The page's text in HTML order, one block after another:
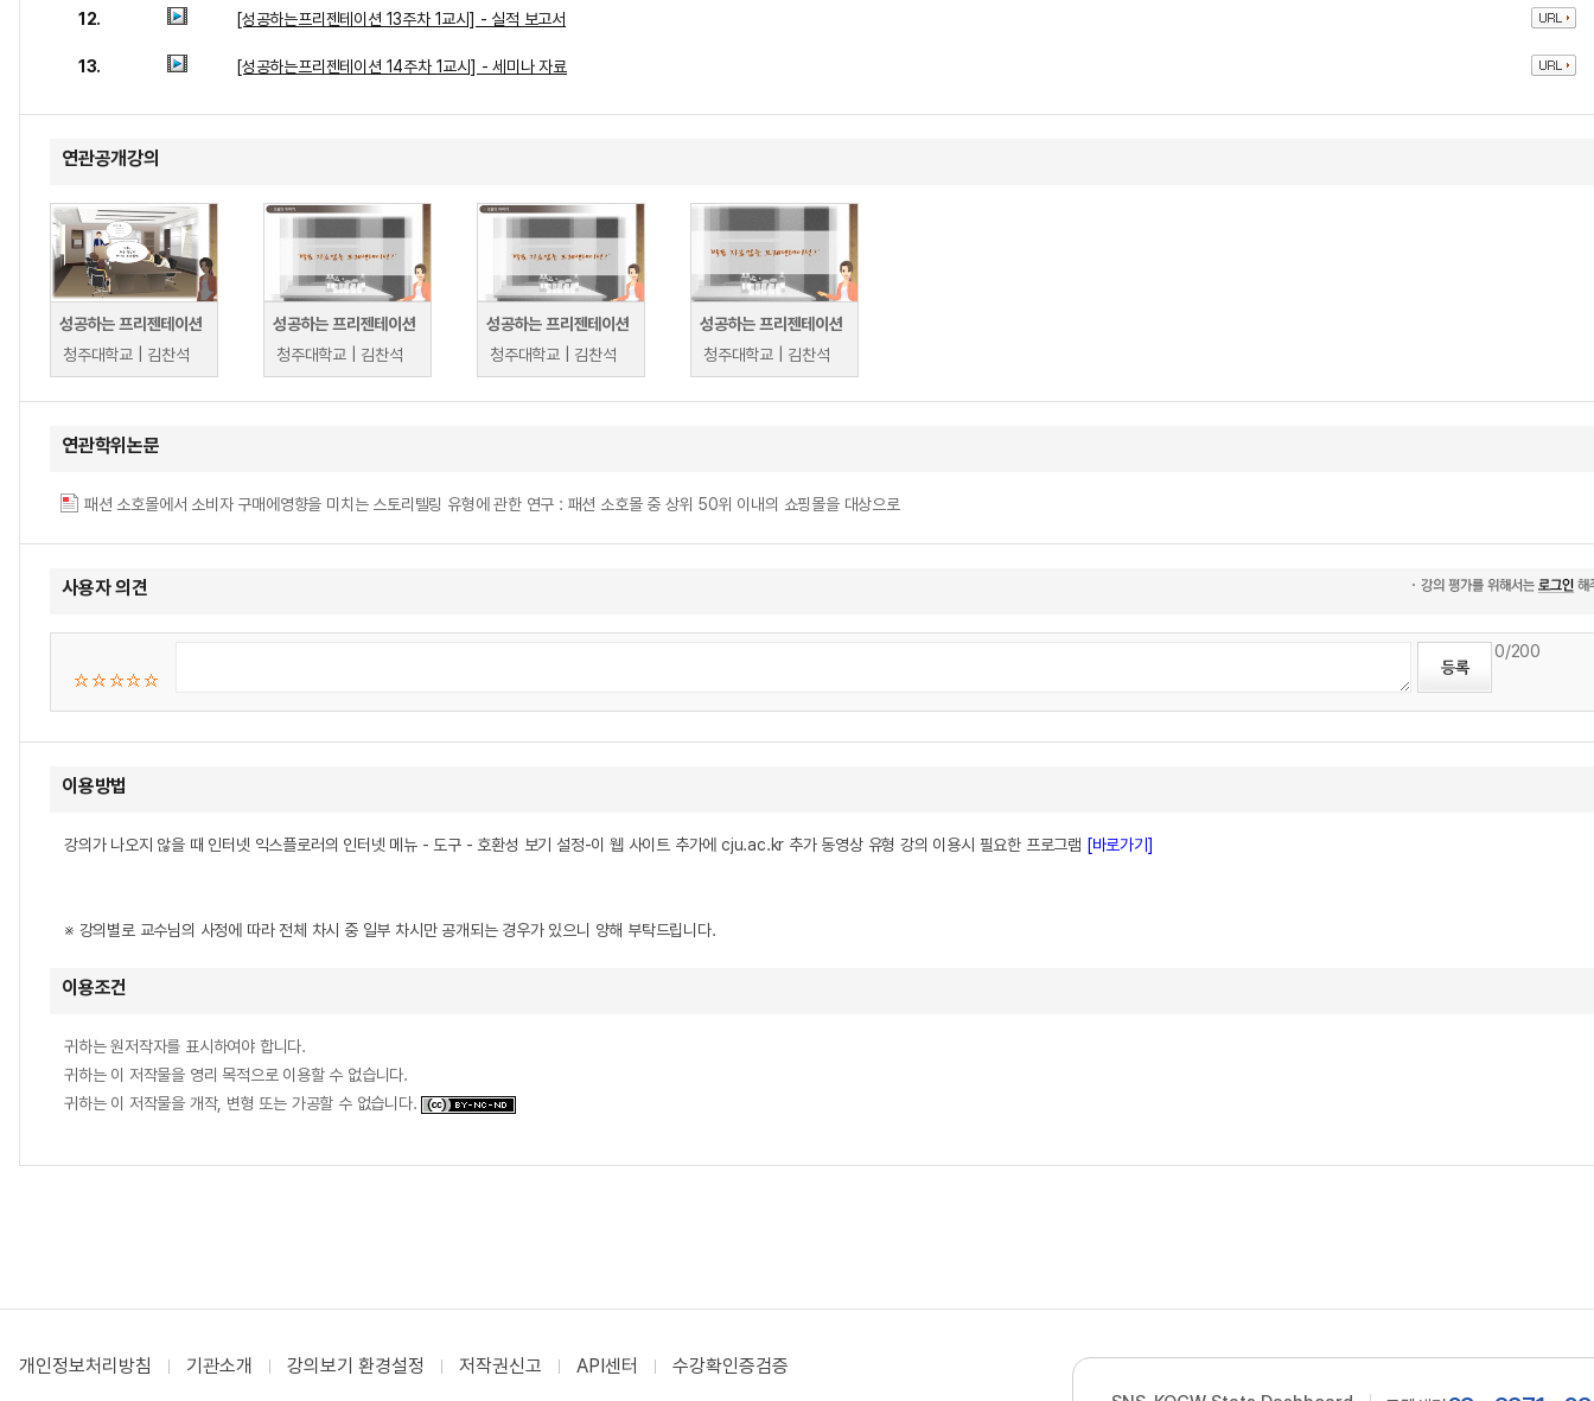
12. [성공하는프리젠테이션 13주차 1교시] - 실적 보고서
13. [성공하는프리젠테이션 14주차 1교시] - 세미나 자료
연관공개강의
성공하는 프리젠테이션
청주대학교 | 김찬석
성공하는 프리젠테이션
청주대학교 | 김찬석
성공하는 프리젠테이션
청주대학교 | 김찬석
성공하는 프리젠테이션
청주대학교 | 김찬석
연관학위논문
패션 소호몰에서 소비자 구매에영향을 미치는 스토리텔링 유형에 관한 연구 : 패션 소호몰 중 상위 50위 이내의 쇼핑몰을 대상으로
사용자 의견
0/200
이용방법
강의가 나오지 않을 때 인터넷 익스플로러의 인터넷 메뉴 - 도구 - 호환성 보기 설정-이 웹 사이트 추가에 cju.ac.kr 추가 동영상 유형 강의 이용시 필요한 프로그램 [바로가기]
※ 강의별로 교수님의 사정에 따라 전체 차시 중 일부 차시만 공개되는 경우가 있으니 양해 부탁드립니다.
이용조건
귀하는 원저작자를 표시하여야 합니다.
귀하는 이 저작물을 영리 목적으로 이용할 수 없습니다.
귀하는 이 저작물을 개작, 변형 또는 가공할 수 없습니다.
개인정보처리방침 기관소개 강의보기 환경설정 저작권신고 API센터 수강확인증검증